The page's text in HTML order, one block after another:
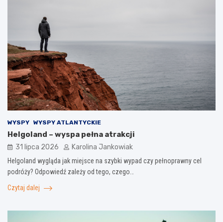
WYSPY WYSPY ATLANTYCKIE
Helgoland – wyspa pełna atrakcji
31 lipca 2026 Karolina Jankowiak
Helgoland wygląda jak miejsce na szybki wypad czy pełnoprawny cel
podróży? Odpowiedź zależy od tego, czego…
Czytaj dalej